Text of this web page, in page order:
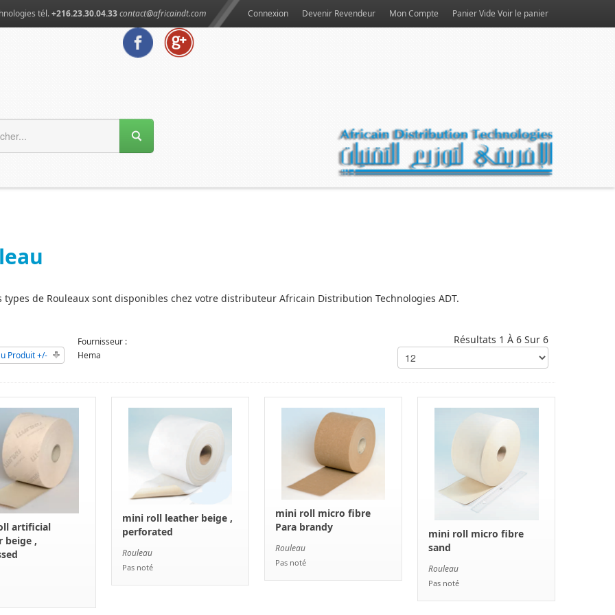
Panier Vide Voir le panier
Connexion Devenir Revendeur Mon Compte
tél.+216.23.30.04.33contact@africaindt.com
types de Rouleaux sont disponibles chez votre distributeur Africain Distribution Technologies ADT.
Produit +/-
Fournisseur :
Hema
Résultats 1 À 6 Sur 6
artificial
beige ,
mini roll leather beige ,
perforated
Rouleau
Pas noté
mini roll micro fibre
Para brandy
Rouleau
Pas noté
mini roll micro fibre
sand
Rouleau
Pas noté